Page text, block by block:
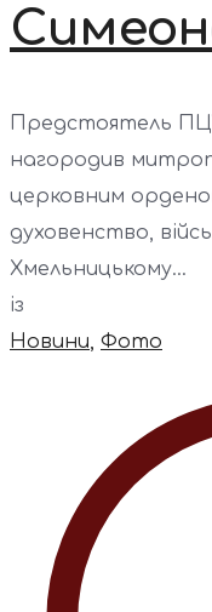
Предстоятель
нагородив
церковним
духовенство,
Хмельницькому...
із
Новини, Фото